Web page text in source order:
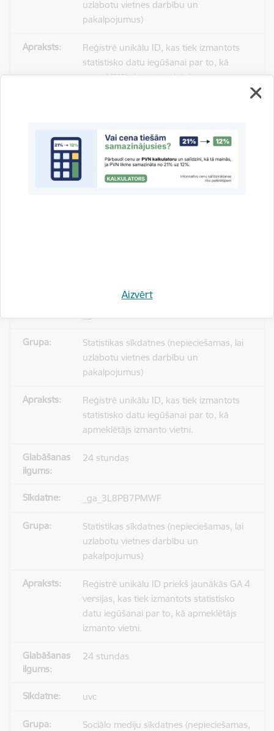
Aizvērt
uzlabotu vietnes darbību un
pakalpojumus)
Reģistrē unikālu ID, kas tiek izmantots
statistisko datu iegūšanai par to, kā
apmeklētājs izmanto vietni.
Statistikas sīkdatnes (nepieciešamas, lai
Statistikas sīkdatnes (nepieciešamas, lai
uzlabotu vietnes darbību un
pakalpojumus)
Reģistrē unikālu ID, kas tiek izmantots
statistisko datu iegūšanai par to, kā
apmeklētājs izmanto vietni.
24 stundas
_ga_3L8PB7PMWF
Statistikas sīkdatnes (nepieciešamas, lai
uzlabotu vietnes darbību un
pakalpojumus)
Reģistrē unikālu ID priekš jaunākās GA 4
versijas, kas tiek izmantots statistisko
datu iegūšanai par to, kā apmeklētājs
izmanto vietni.
24 stundas
uvc
Sociālo mediju sīkdatnes (nepieciešamas,